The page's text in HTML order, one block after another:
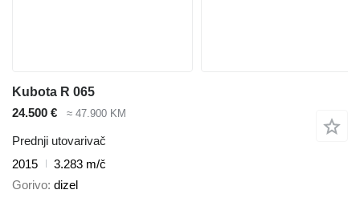
Kubota R 065
24.500 €
≈ 47.900 KM
Prednji utovarivač
2015
3.283 m/č
Gorivo dizel